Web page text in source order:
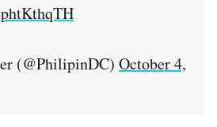
(@PhilipinDC) October 4,